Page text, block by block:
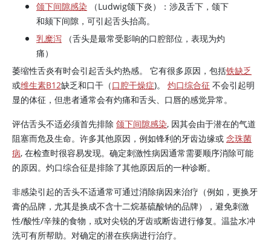
颌下间隙感染 （Ludwig颌下炎）：涉及舌下，颌下
和颏下间隙，可引起舌头抬高。
乳糜泻 （舌头是最常受影响的口腔部位，表现为灼
痛）
萎缩性舌炎有时会引起舌头灼热感。 它有很多原因，包括铁缺乏
或维生素B12缺乏和口干（口腔干燥症)。 灼口综合征 不会引起明
显的体征，但患者通常会有灼痛和舌头、口唇的感觉异常。
评估舌头不适必须首先排除 颌下间隙感染, 因其会由于潜在的气道
阻塞而危及生命。许多其他原因，例如锋利的牙齿边缘或 念珠菌
病, 在检查时很容易发现。确定刺激性病因通常需要顺序消除可能
的原因。灼口综合征是排除了其他原因后的一种诊断。
非感染引起的舌头不适通常可通过消除病因来治疗（例如，更换牙
膏的品牌，尤其是换成不含十二烷基硫酸钠的品牌），避免刺激
性/酸性/辛辣的食物，或对尖锐的牙齿或断齿进行修复。温盐水冲
洗可有所帮助。对确定的潜在疾病进行治疗。